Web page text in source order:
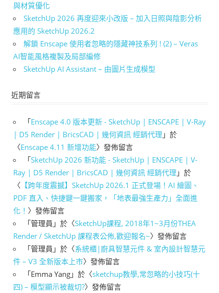
與材質優化
SketchUp 2026 再度迎來小改版 – 加入日照與陰影分析
應用的 SketchUp 2026.2
解鎖 Enscape 使用者忽略的隱藏神技系列 ! (2) – Veras
AI智能風格複製及局部編修
SketchUp AI Assistant – 由圖片生成模型
近期留言
「Enscape 4.0 版本更新 - SketchUp | ENSCAPE | V-Ray
| D5 Render | BricsCAD | 幾何資訊 經銷代理 」於
〈Enscape 4.11 新增功能〉發佈留言
「SketchUp 2026 新功能 - SketchUp | ENSCAPE | V-
Ray | D5 Render | BricsCAD | 幾何資訊 經銷代理 」於
〈 【跨年度震撼】SketchUp 2026.1 正式登場！AI 繪圖、
PDF 直入、快捷鍵一鍵搬家，「地表最強生產力」全面進
化！ 〉發佈留言
「管理員 」於〈SketchUp課程, 2018年1~3月份THEA
Render / SketchUp 課程表公佈,歡迎報名~〉發佈留言
「管理員 」於〈系統櫃|廚具智慧元件 & 室內設計智慧元
件 – V3 全新版本上市〉發佈留言
「Emma Yang 」於〈sketchup教學,常忽略的小技巧(十
四) – 模型顯示被裁切?〉發佈留言